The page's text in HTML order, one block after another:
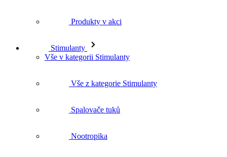
Produkty v akci
Stimulanty
Vše v kategorii Stimulanty
Vše z kategorie Stimulanty
Spalovače tuků
Nootropika